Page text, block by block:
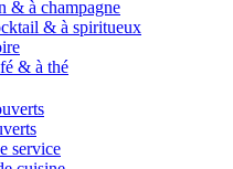
& à champagne
& à spiritueux
& à thé
service